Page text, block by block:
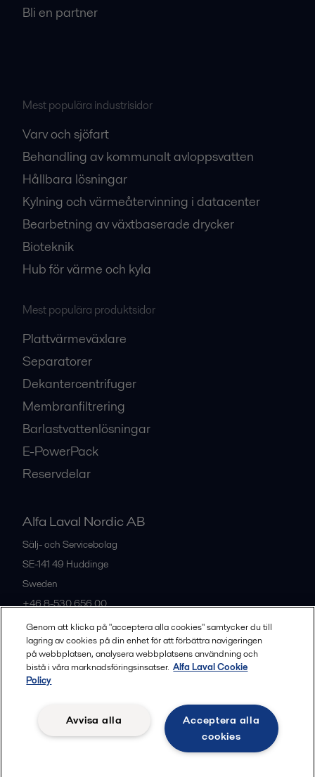
Bli en partner
Mest populära industrisidor
Varv och sjöfart
Behandling av kommunalt avloppsvatten
Hållbara lösningar
Kylning och värmeåtervinning i datacenter
Bearbetning av växtbaserade drycker
Bioteknik
Hub för värme och kyla
Mest populära produktsidor
Plattvärmeväxlare
Separatorer
Dekantercentrifuger
Membranfiltrering
Barlastvattenlösningar
E-PowerPack
Reservdelar
Alfa Laval Nordic AB
Sälj- och Servicebolag
SE-141 49 Huddinge
Sweden
+46 8-530 656 00
Alla kontor och partners
Legal terms and conditions
Community guidelines
Genom att klicka på "acceptera alla cookies" samtycker du till
lagring av cookies på din enhet för att förbättra navigeringen
på webbplatsen, analysera webbplatsens användning och
bistå i våra marknadsföringsinsatser. Alfa Laval Cookie
Policy
Acceptera alla
cookies
Avvisa alla